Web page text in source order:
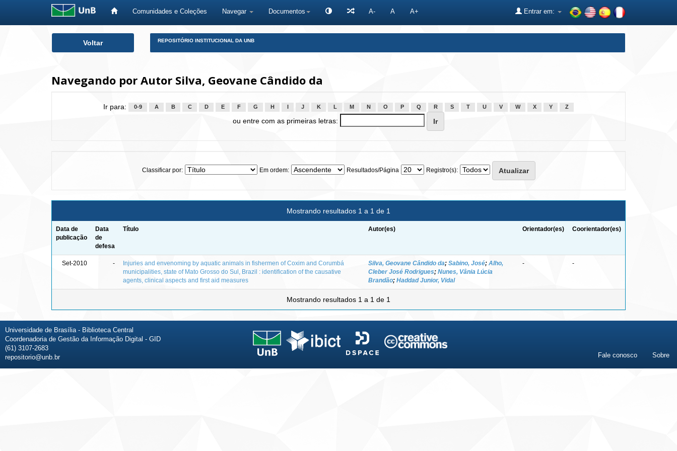
Comunidades e Coleções Navegar Documentos A- A A+ Entrar em:
Voltar REPOSITÓRIO INSTITUCIONAL DA UNB
Navegando por Autor Silva, Geovane Cândido da
Ir para: 0-9 A B C D E F G H J K L M N O P Q R S T U V W X Y Z
ou entre com as primeiras letras:
Classificar por: Em ordem: Resultados/Página Registro(s):
Mostrando resultados 1 a 1 de 1
Data de
publicação
Data
de
defesa
Título Autor(es) Orientador(es) Coorientador(es)
Set-2010 -
Injuries and envenoming by aquatic animals in fishermen of Coxim and Corumbá
municipalities, state of Mato Grosso do Sul, Brazil : identification of the causative
agents, clinical aspects and first aid measures
Silva, Geovane Cândido da; Sabino, José; Alho,
Cleber José Rodrigues; Nunes, Vânia Lúcia
Brandão; Haddad Junior, Vidal
- -
Mostrando resultados 1 a 1 de 1
Universidade de Brasília - Biblioteca Central
Coordenadoria de Gestão da Informação Digital - GID
(61) 3107-2683
repositorio@unb.br
Fale conosco Sobre